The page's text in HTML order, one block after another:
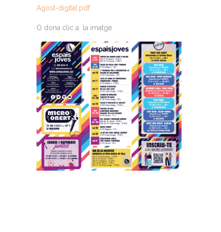
Agost-digital.pdf
O dona clic a la imatge